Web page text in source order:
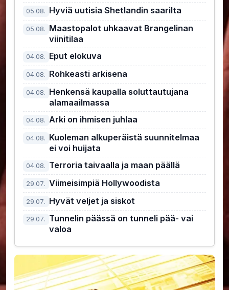
05.08. Hyviä uutisia Shetlandin saarilta
05.08. Maastopalot uhkaavat Brangelinan
viinitilaa
04.08. Eput elokuva
04.08. Rohkeasti arkisena
04.08. Henkensä kaupalla soluttautujana
alamaailmassa
04.08. Arki on ihmisen juhlaa
04.08. Kuoleman alkuperäistä suunnitelmaa
ei voi huijata
04.08. Terroria taivaalla ja maan päällä
29.07. Viimeisimpiä Hollywoodista
29.07. Hyvät veljet ja siskot
29.07. Tunnelin päässä on tunneli pää- vai
valoa